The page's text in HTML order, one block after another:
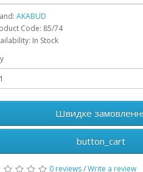
AKABUD
Code: 85/74
In Stock
Швидке
button_cart
0 reviews/Write a review